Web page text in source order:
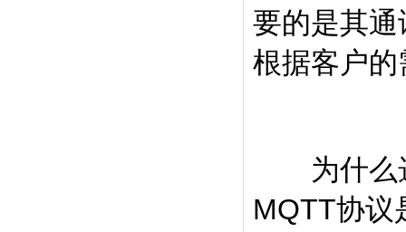
要的是其
根据客户
为什么选
MQTT协议